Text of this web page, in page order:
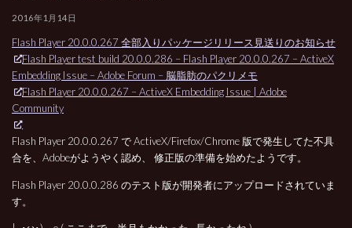
2016年1月14日
Flash Player 20.0.0.267 全部入りパッケージリリース見送りのお知らせ
Flash Player test build 20.0.0.286 – Flash Player 20.0.0.267 – ActiveX
Embedding Issue – Adobe Forum – 脳脂肪のパクリメモ
Flash Player 20.0.0.267 – ActiveX Embedding Issue | Adobe
Community
Flash Player 20.0.0.267 で ActiveX/Firefox/Chrome 版で発生してた不具
合を、Adobeがようやく認め、 修正版の準備を始めたようです。
Flash Player 20.0.0.286 のテスト版が開発者にアップロードされていま
す。